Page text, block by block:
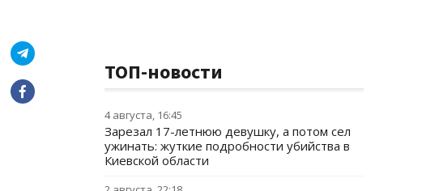
ТОП-новости
4 августа, 16:45
Зарезал 17-летнюю девушку, а потом сел
ужинать: жуткие подробности убийства в
Киевской области